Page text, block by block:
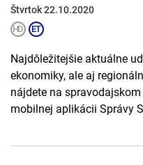
Štvrtok 22.10.2020
Najdôležitejšie aktuálne
ekonomiky, ale aj
nájdete na spravodajskom
mobilnej aplikácii Správy